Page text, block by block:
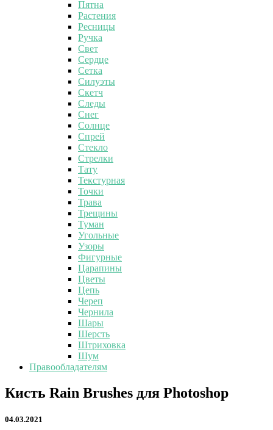
Пятна
Растения
Ресницы
Ручка
Свет
Сердце
Сетка
Силуэты
Скетч
Следы
Снег
Солнце
Спрей
Стекло
Стрелки
Тату
Текстурная
Точки
Трава
Трещины
Туман
Угольные
Узоры
Фигурные
Царапины
Цветы
Цепь
Череп
Чернила
Шары
Шерсть
Штриховка
Шум
Правообладателям
Кисть
Rain
для
Кисть Rain Brushes для Photoshop
04.03.2021